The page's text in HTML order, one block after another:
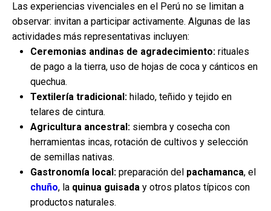
Las experiencias vivenciales en el Perú no se limitan a
observar: invitan a participar activamente. Algunas de las
actividades más representativas incluyen:
Ceremonias andinas de agradecimiento: rituales
de pago a la tierra, uso de hojas de coca y cánticos en
quechua.
Textilería tradicional: hilado, teñido y tejido en
telares de cintura.
Agricultura ancestral: siembra y cosecha con
herramientas incas, rotación de cultivos y selección
de semillas nativas.
Gastronomía local: preparación del pachamanca, el
chuño, la quinua guisada y otros platos típicos con
productos naturales.